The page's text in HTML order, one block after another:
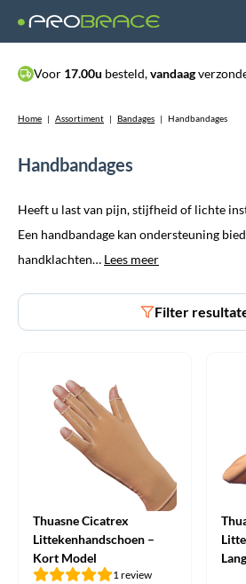
Voor 17.00u besteld,vandaag
Home | Assortiment | Bandages | Handbandages
Handbandages
Heeft u last van pijn, stijfheid of lichte
Een handbandage kan ondersteuning
handklachten… Lees meer
Filter
Thuasne Cicatrex
Littekenhandschoen –
Kort Model
1 review